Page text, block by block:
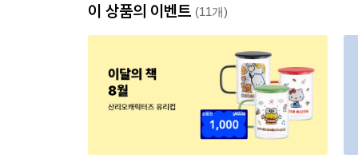
이 상품의 이벤트 (11개)